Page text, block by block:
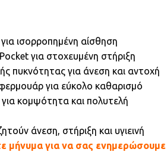
ισορροπημένη αίσθηση
για στοχευμένη στήριξη
πυκνότητας για άνεση και αντοχή
για εύκολο καθαρισμό
κομψότητα και πολυτελή
άνεση, στήριξη και υγιεινή
μήνυμα για να σας ενημερώσουμε